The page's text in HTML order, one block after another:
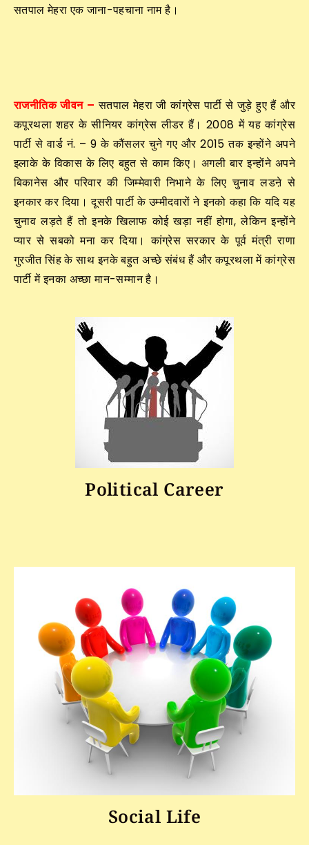
सतपाल मेहरा एक जाना-पहचाना नाम है।
राजनीतिक जीवन – सतपाल मेहरा जी कांग्रेस पार्टी से जुड़े हुए हैं और
कपूरथला शहर के सीनियर कांग्रेस लीडर हैं। 2008 में यह कांग्रेस
पार्टी से वार्ड नं. – 9 के कौंसलर चुने गए और 2015 तक इन्होंने अपने
इलाके के विकास के लिए बहुत से काम किए। अगली बार इन्होंने अपने
बिकानेस और परिवार की जिम्मेवारी निभाने के लिए चुनाव लडऩे से
इनकार कर दिया। दूसरी पार्टी के उम्मीदवारों ने इनको कहा कि यदि यह
चुनाव लड़ते हैं तो इनके खिलाफ कोई खड़ा नहीं होगा, लेकिन इन्होंने
प्यार से सबको मना कर दिया। कांग्रेस सरकार के पूर्व मंत्री राणा
गुरजीत सिंह के साथ इनके बहुत अच्छे संबंध हैं और कपूरथला में कांग्रेस
पार्टी में इनका अच्छा मान-सम्मान है।
Political Career
Social Life